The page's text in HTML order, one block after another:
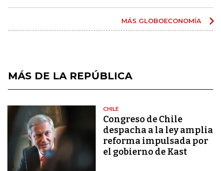
MÁS GLOBOECONOMÍA
MÁS DE LA REPÚBLICA
CHILE
Congreso de Chile
despacha a la ley amplia
reforma impulsada por
el gobierno de Kast